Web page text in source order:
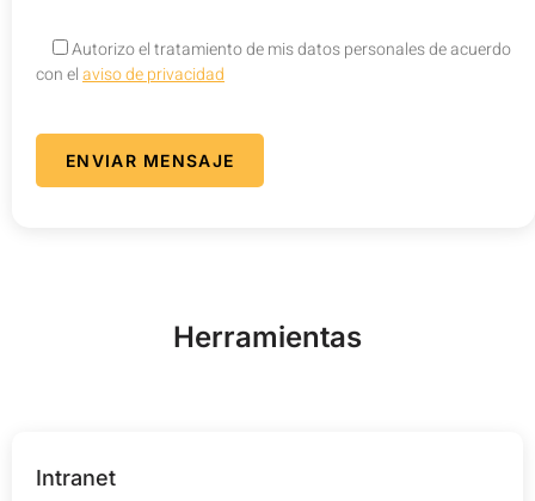
Autorizo el tratamiento de mis datos personales de acuerdo
con elaviso de privacidad
Herramientas
Intranet